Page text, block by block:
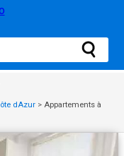
dAzur > Appartements à